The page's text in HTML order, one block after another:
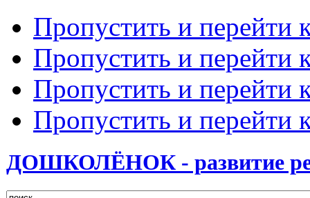
Пропустить и перейти
Пропустить и перейти
Пропустить и перейти
Пропустить и перейти
ДОШКОЛЁНОК - развитие